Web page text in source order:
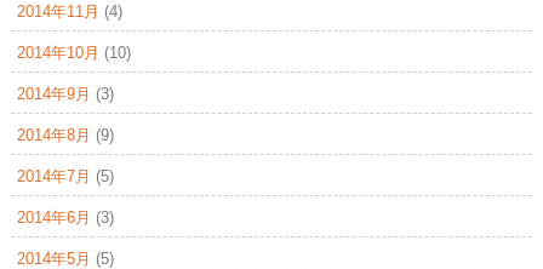
2014年11月 (4)
2014年10月 (10)
2014年9月 (3)
2014年8月 (9)
2014年7月 (5)
2014年6月 (3)
2014年5月 (5)